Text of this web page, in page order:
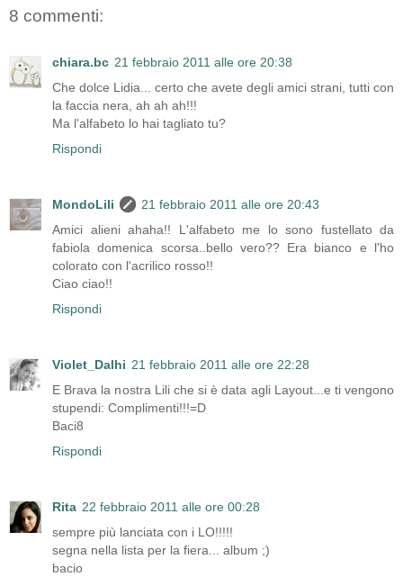
8 commenti:
chiara.bc 21 febbraio 2011 alle ore 20:38
Che dolce Lidia... certo che avete degli amici strani, tutti con
la faccia nera, ah ah ah!!!
Ma l'alfabeto lo hai tagliato tu?
Rispondi
MondoLili
21 febbraio 2011 alle ore 20:43
Amici alieni ahaha!! L'alfabeto me lo sono fustellato da
fabiola domenica scorsa..bello vero?? Era bianco e l'ho
colorato con l'acrilico rosso!!
Ciao ciao!!
Rispondi
Violet_Dalhi 21 febbraio 2011 alle ore 22:28
E Brava la nostra Lili che si è data agli Layout...e ti vengono
stupendi: Complimenti!!!=D
Baci8
Rispondi
Rita 22 febbraio 2011 alle ore 00:28
sempre più lanciata con i LO!!!!!
segna nella lista per la fiera... album ;)
bacio